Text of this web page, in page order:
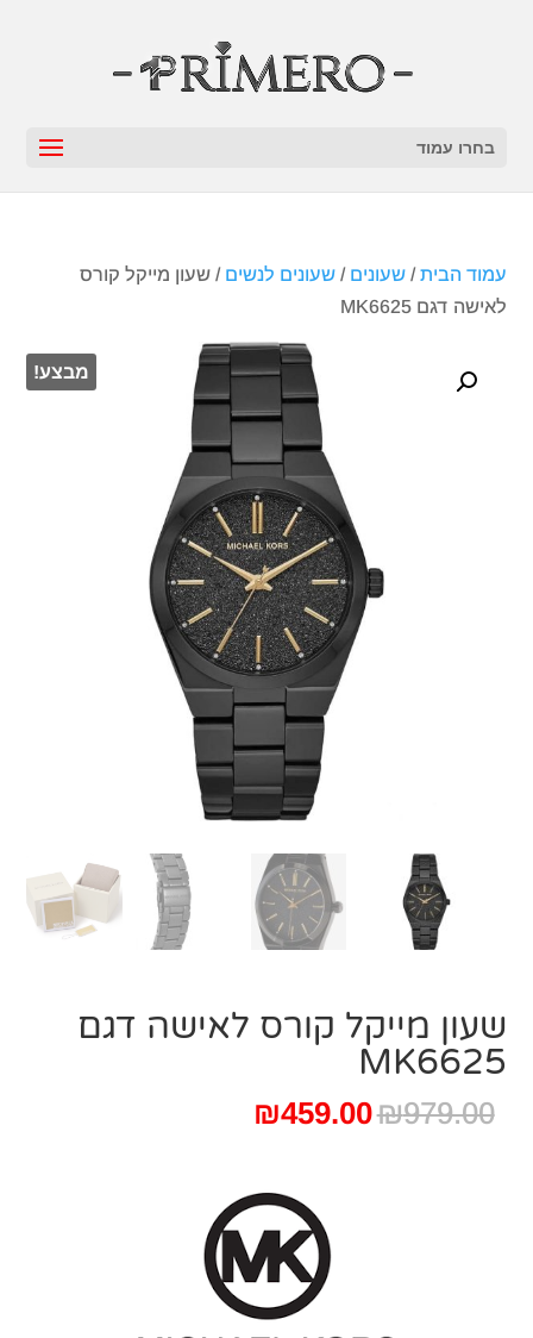
בחרו עמוד
עמוד הבית/שעונים /שעונים לנשים / שעון מייקל קורס
‏לאישה דגם MK6625
מבצע!
שעון מייקל קורס ‏לאישה דגם
MK6625
₪979.00
המחיר
₪979.00.
₪459.00
₪459.00.